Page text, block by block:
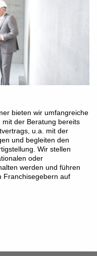
bieten wir umfangreiche
der Beratung bereits
u.a. mit der
und begleiten den
Wir stellen
oder
werden und führen
Franchisegebern auf